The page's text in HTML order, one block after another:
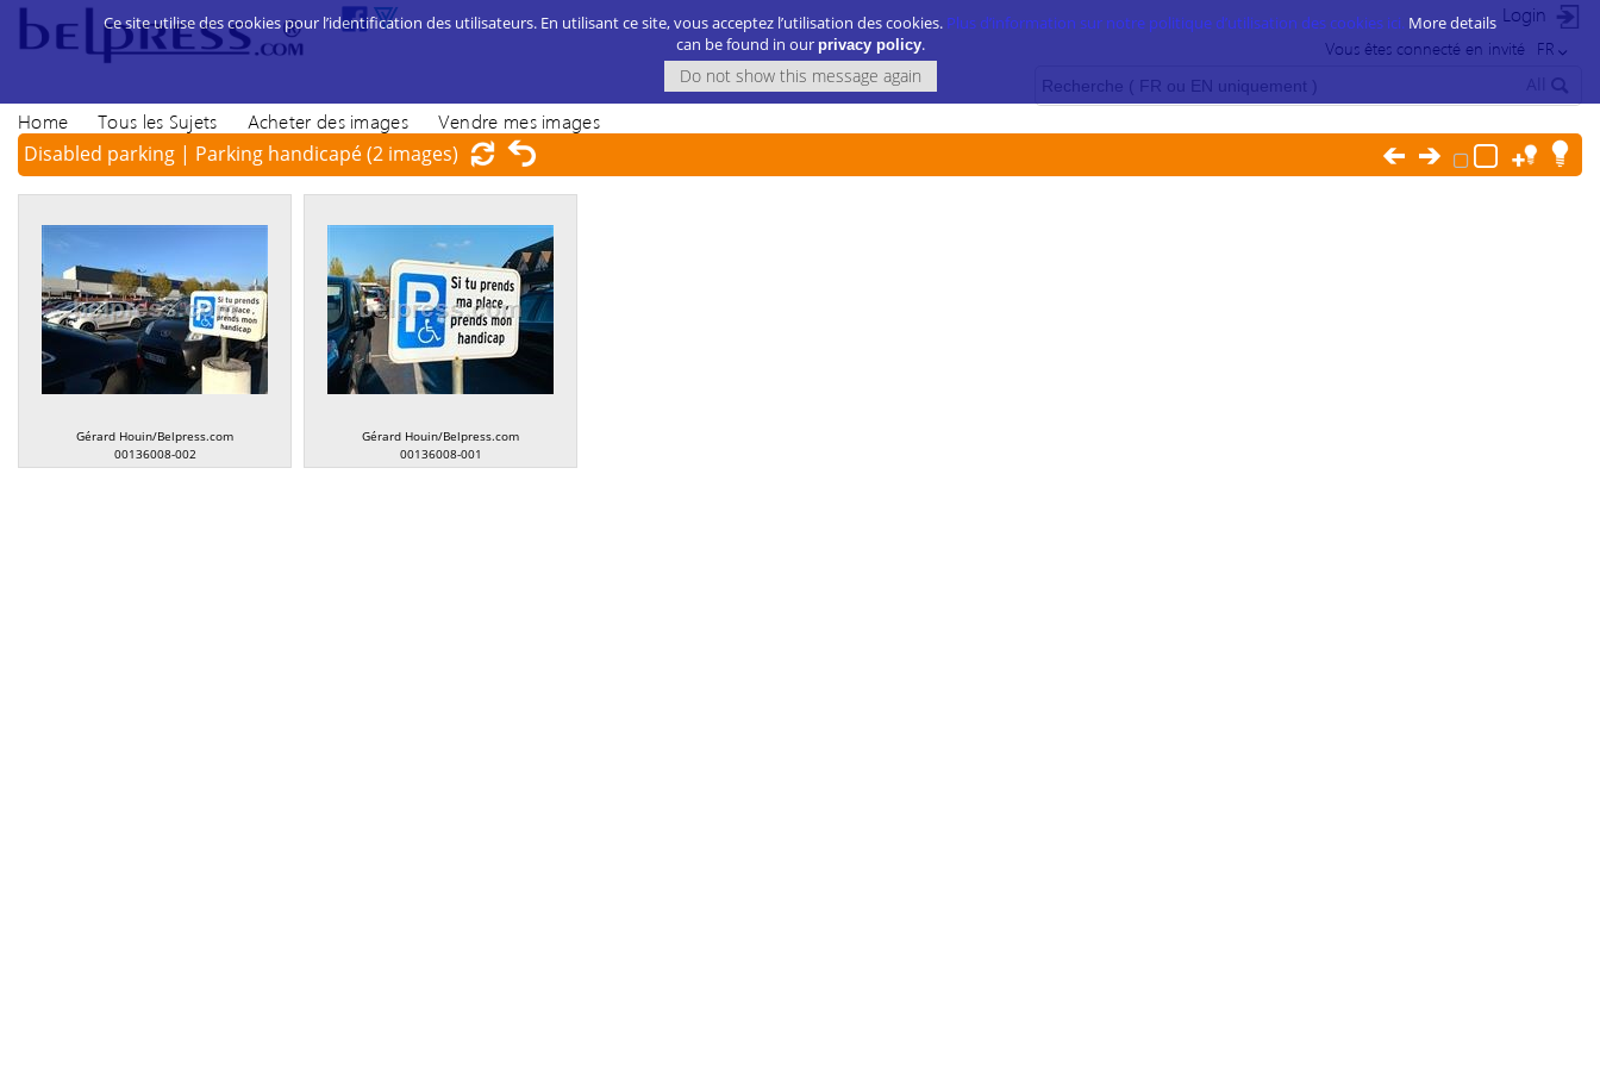
Login
FR
Vous êtes connecté en invité
Home Tous les Sujets Acheter des images Vendre mes images
Disabled parking | Parking handicapé(2 images)
Gérard Houin/Belpress.com
00136008-002
Gérard Houin/Belpress.com
00136008-001
Ce site utilise des cookies pour l’identification des utilisateurs. En utilisant ce site, vous acceptez l’utilisation des cookies. Plus d’information sur notre politique d’utilisation des cookies ici. More details
can be found in our privacy policy.